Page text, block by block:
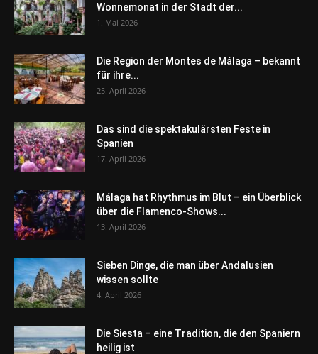
Wonnemonat in der Stadt der...
1. Mai 2026
Die Region der Montes de Málaga – bekannt
für ihre...
25. April 2026
Das sind die spektakulärsten Feste in
Spanien
17. April 2026
Málaga hat Rhythmus im Blut – ein Überblick
über die Flamenco-Shows...
13. April 2026
Sieben Dinge, die man über Andalusien
wissen sollte
4. April 2026
Die Siesta – eine Tradition, die den Spaniern
heilig ist